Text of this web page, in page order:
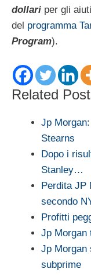
dollari per gli
del programma
Program).
Related
Jp
Stearns
Dopo i
Stanley…
Perdita JP
secondo
Profitti
Jp Morgan
Jp Morgan
subprime